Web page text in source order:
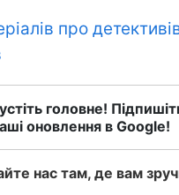
про
головне!
оновлення в Google!
нас там, де вам